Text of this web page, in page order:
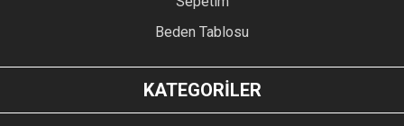
Beden Tablosu
KATEGORİLER